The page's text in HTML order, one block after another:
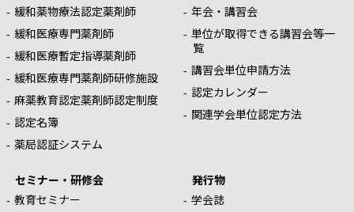
緩和薬物療法認定薬剤師
緩和医療専門薬剤師
緩和医療暫定指導薬剤師
緩和医療専門薬剤師研修施設
麻薬教育認定薬剤師認定制度
認定名簿
薬局認証システム
年会・講習会
単位が取得できる講習会等一
覧
講習会単位申請方法
認定カレンダー
関連学会単位認定方法
セミナー・研修会
教育セミナー
発行物
学会誌